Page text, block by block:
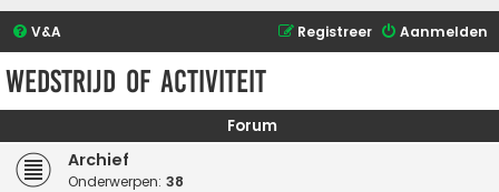
V&A Aanmelden
Registreer
Wedstrijd of activiteit
Forum
Archief
Onderwerpen: 38